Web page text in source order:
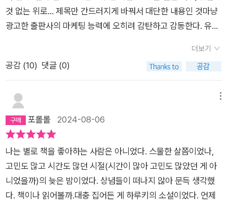
것 없는 위로... 제목만 간드러지게 바꿔서 대단한 내용인 것마냥
광고한 출판사의 마케팅 능력에 오히려 감탄하고 감동한다. 유행
데, 이번에는 긴가민가하면서도 제대로 속았다...ㅎㅎ 어떤 것이
한번 성공하면 나도 성공해야지 싶어서 그와 관련된 수많은 아류
더보기
공감 (10) 댓글 (0)
포롤롤 2024-08-06
나는 별로 책을 좋아하는 사람은 아니었다. 스물한 살쯤이었나,
고민도 많고 시간도 많던 시절(시간이 많아 고민도 많았던 게 아
니었을까)의 늦은 밤이었다. 상념들이 떠나지 않아 문득 생각했
다. 책이나 읽어볼까.대충 집어든 게 하루키의 소설이었다. 언제